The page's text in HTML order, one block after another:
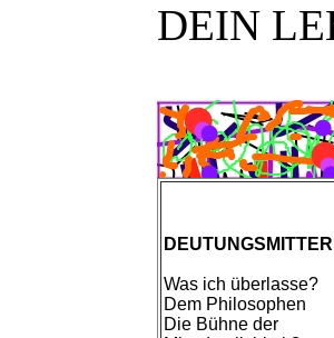
DEIN
Was ich überlasse?
Dem Philosophen
Die Bühne der